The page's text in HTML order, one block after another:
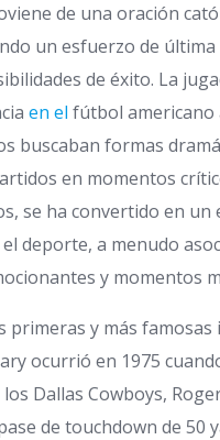
de una oración
un esfuerzo de última
de éxito. La
en el fútbol americano
buscaban formas
en momentos
se ha convertido en un
deporte, a menudo
y momentos
primeras y más famosas
ocurrió en 1975
Dallas Cowboys,
de touchdown de 50